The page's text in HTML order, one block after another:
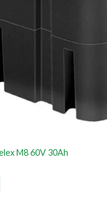
M8 60V 30Ah